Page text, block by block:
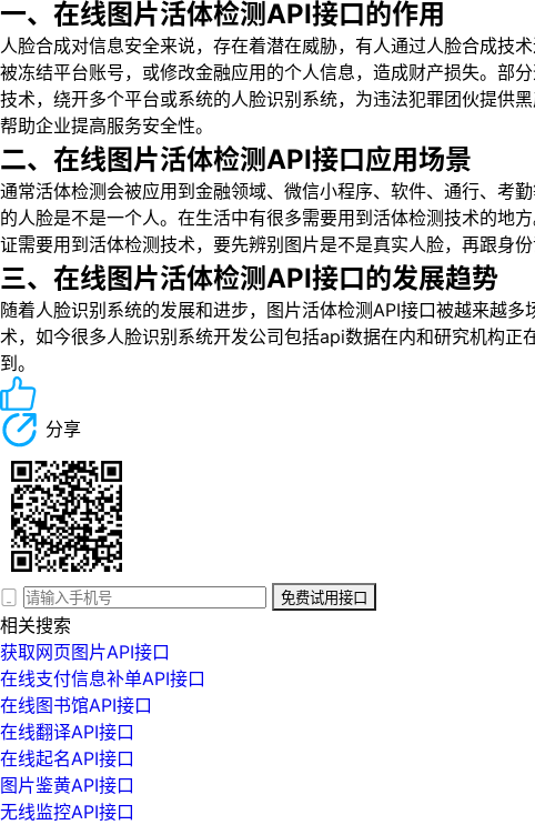
一、在线图片活体检测API接口的作用
人脸合成对信息安全来说，存在着潜在威胁，有人通过人脸合成技
被冻结平台账号，或修改金融应用的个人信息，造成财产损失。部
技术，绕开多个平台或系统的人脸识别系统，为违法犯罪团伙提供
帮助企业提高服务安全性。
二、在线图片活体检测API接口应用场景
通常活体检测会被应用到金融领域、微信小程序、软件、通行、考
的人脸是不是一个人。在生活中有很多需要用到活体检测技术的地
证需要用到活体检测技术，要先辨别图片是不是真实人脸，再跟身
三、在线图片活体检测API接口的发展趋势
随着人脸识别系统的发展和进步，图片活体检测API接口被越来越
术，如今很多人脸识别系统开发公司包括api数据在内和研究机构
到。
分享
免费试用接口
相关搜索
获取网页图片API接口
在线支付信息补单API接口
在线图书馆API接口
在线翻译API接口
在线起名API接口
图片鉴黄API接口
无线监控API接口